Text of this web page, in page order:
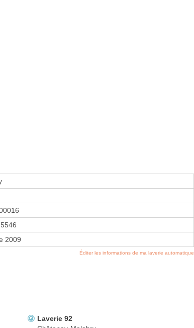
2009
Éditer les informations de ma laverie automatique
Laverie 92